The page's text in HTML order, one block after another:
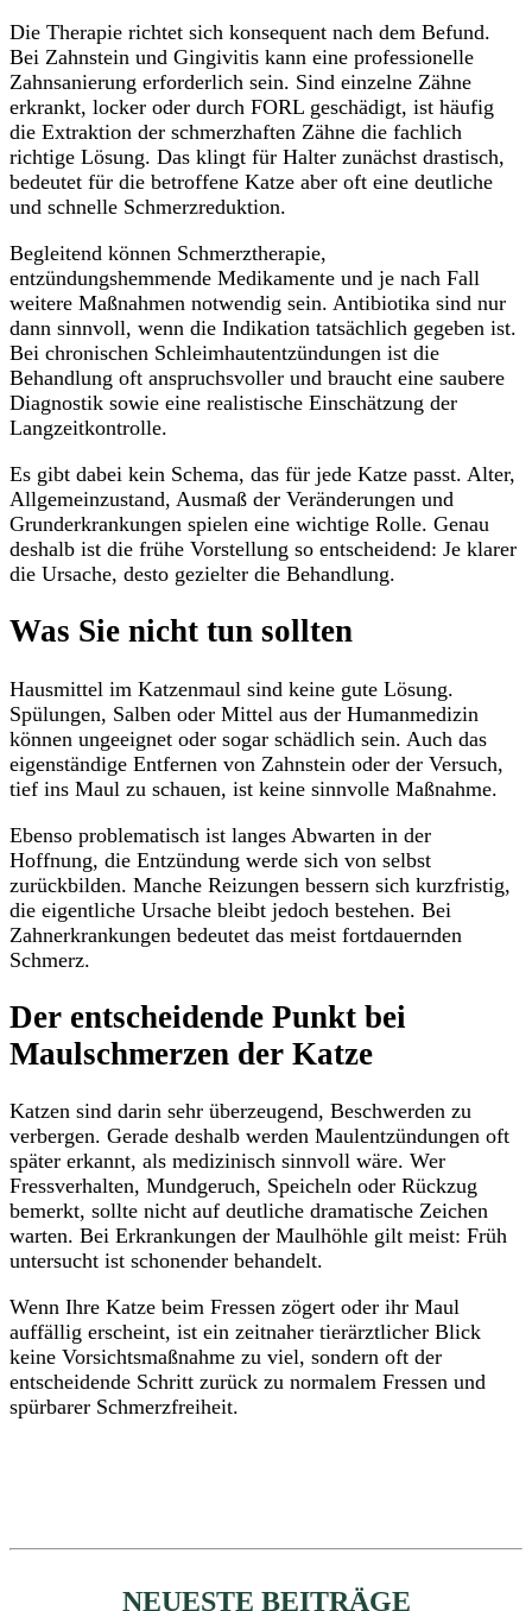
Die Therapie richtet sich konsequent nach dem Befund.
Bei Zahnstein und Gingivitis kann eine professionelle
Zahnsanierung erforderlich sein. Sind einzelne Zähne
erkrankt, locker oder durch FORL geschädigt, ist häufig
die Extraktion der schmerzhaften Zähne die fachlich
richtige Lösung. Das klingt für Halter zunächst drastisch,
bedeutet für die betroffene Katze aber oft eine deutliche
und schnelle Schmerzreduktion.
Begleitend können Schmerztherapie,
entzündungshemmende Medikamente und je nach Fall
weitere Maßnahmen notwendig sein. Antibiotika sind nur
dann sinnvoll, wenn die Indikation tatsächlich gegeben ist.
Bei chronischen Schleimhautentzündungen ist die
Behandlung oft anspruchsvoller und braucht eine saubere
Diagnostik sowie eine realistische Einschätzung der
Langzeitkontrolle.
Es gibt dabei kein Schema, das für jede Katze passt. Alter,
Allgemeinzustand, Ausmaß der Veränderungen und
Grunderkrankungen spielen eine wichtige Rolle. Genau
deshalb ist die frühe Vorstellung so entscheidend: Je klarer
die Ursache, desto gezielter die Behandlung.
Was Sie nicht tun sollten
Hausmittel im Katzenmaul sind keine gute Lösung.
Spülungen, Salben oder Mittel aus der Humanmedizin
können ungeeignet oder sogar schädlich sein. Auch das
eigenständige Entfernen von Zahnstein oder der Versuch,
tief ins Maul zu schauen, ist keine sinnvolle Maßnahme.
Ebenso problematisch ist langes Abwarten in der
Hoffnung, die Entzündung werde sich von selbst
zurückbilden. Manche Reizungen bessern sich kurzfristig,
die eigentliche Ursache bleibt jedoch bestehen. Bei
Zahnerkrankungen bedeutet das meist fortdauernden
Schmerz.
Der entscheidende Punkt bei
Maulschmerzen der Katze
Katzen sind darin sehr überzeugend, Beschwerden zu
verbergen. Gerade deshalb werden Maulentzündungen oft
später erkannt, als medizinisch sinnvoll wäre. Wer
Fressverhalten, Mundgeruch, Speicheln oder Rückzug
bemerkt, sollte nicht auf deutliche dramatische Zeichen
warten. Bei Erkrankungen der Maulhöhle gilt meist: Früh
untersucht ist schonender behandelt.
Wenn Ihre Katze beim Fressen zögert oder ihr Maul
auffällig erscheint, ist ein zeitnaher tierärztlicher Blick
keine Vorsichtsmaßnahme zu viel, sondern oft der
entscheidende Schritt zurück zu normalem Fressen und
spürbarer Schmerzfreiheit.
NEUESTE BEITRÄGE